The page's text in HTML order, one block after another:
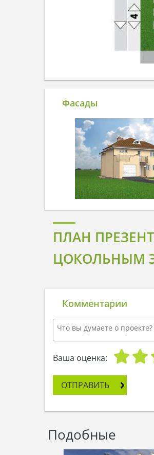
Фасады
ПЛАН
ЦОКОЛЬНЫМ
Комментарии
Ваша оценка:
ОТПРАВИТЬ
Подобные